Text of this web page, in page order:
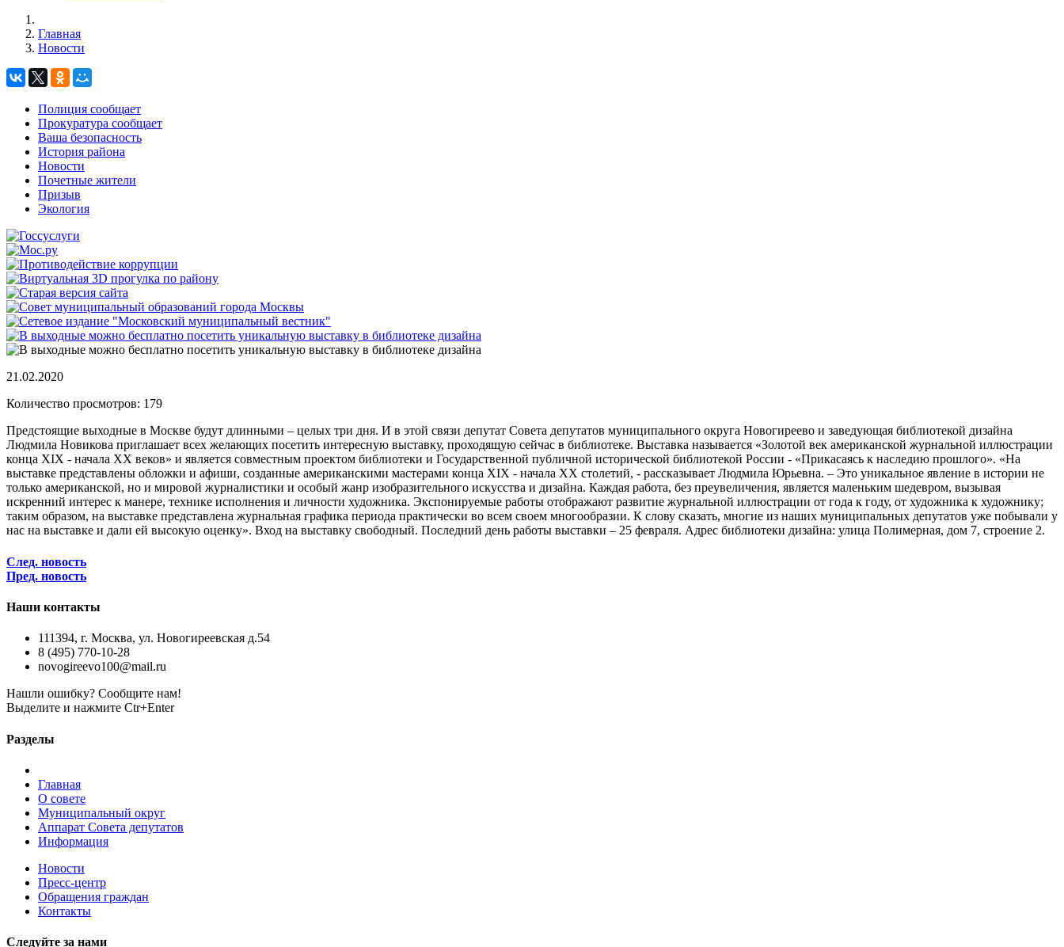
Главная
Новости
Полиция сообщает
Прокуратура сообщает
Ваша безопасность
История района
Новости
Почетные жители
Призыв
Экология
21.02.2020
Количество просмотров: 179
Предстоящие выходные в Москве будут длинными – целых три дня. И в этой связи депутат Совета депутатов муниципального округа Новогиреево и заведующая библиотекой дизайна
Людмила Новикова приглашает всех желающих посетить интересную выставку, проходящую сейчас в библиотеке. Выставка называется «Золотой век американской журнальной иллюстрации
конца ХIХ - начала ХХ веков» и является совместным проектом библиотеки и Государственной публичной исторической библиотекой России - «Прикасаясь к наследию прошлого». «На
выставке представлены обложки и афиши, созданные американскими мастерами конца XIX - начала XX столетий, - рассказывает Людмила Юрьевна. – Это уникальное явление в истории не
только американской, но и мировой журналистики и особый жанр изобразительного искусства и дизайна. Каждая работа, без преувеличения, является маленьким шедевром, вызывая
искренний интерес к манере, технике исполнения и личности художника. Экспонируемые работы отображают развитие журнальной иллюстрации от года к году, от художника к художнику;
таким образом, на выставке представлена журнальная графика периода практически во всем своем многообразии. К слову сказать, многие из наших муниципальных депутатов уже побывали у
нас на выставке и дали ей высокую оценку». Вход на выставку свободный. Последний день работы выставки – 25 февраля. Адрес библиотеки дизайна: улица Полимерная, дом 7, строение 2.
След. новость
Пред. новость
Наши контакты
111394, г. Москва, ул. Новогиреевская д.54
8 (495) 770-10-28
novogireevo100@mail.ru
Нашли ошибку? Сообщите нам!
Выделите и нажмите Ctr+Enter
Разделы
Главная
О совете
Муниципальный округ
Аппарат Совета депутатов
Информация
Новости
Пресс-центр
Обращения граждан
Контакты
Следуйте за нами